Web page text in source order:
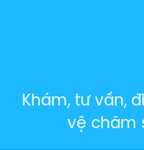
Khám, tư vấn,
vệ chăm